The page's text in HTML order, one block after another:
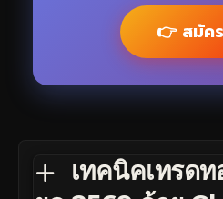
👉 สมัค
เทคนิคเทรด